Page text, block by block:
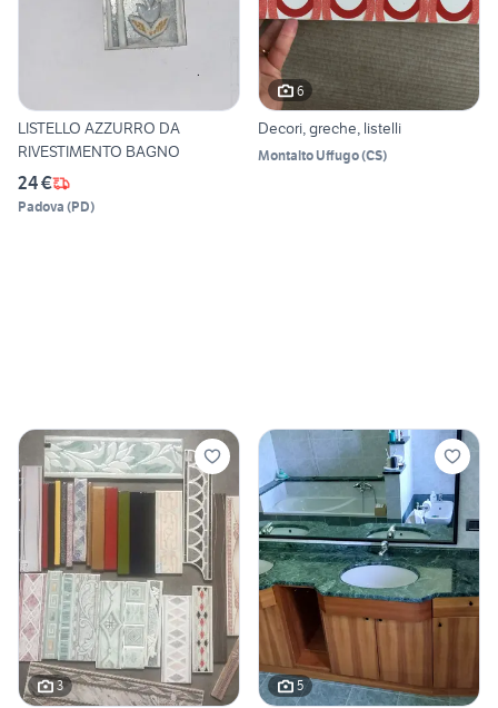
LISTELLO AZZURRO DA
RIVESTIMENTO BAGNO
24 €
Padova (PD)
6
Decori, greche, listelli
Montalto Uffugo(CS)
3 5